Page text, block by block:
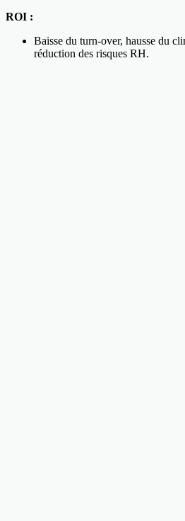
ROI :
Baisse du turn-over, hausse du
réduction des risques RH.